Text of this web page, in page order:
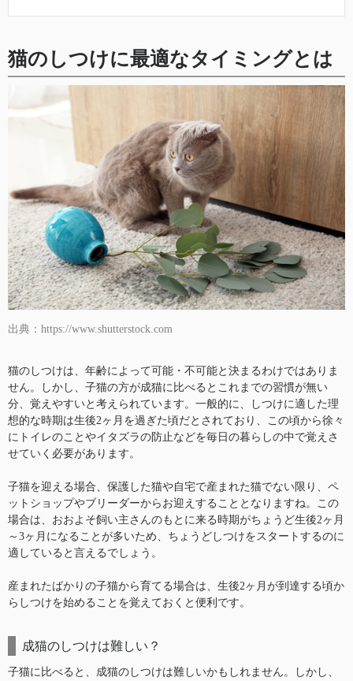
猫のしつけに最適なタイミングとは
出典：https://www.shutterstock.com
猫のしつけは、年齢によって可能・不可能と決まるわけではありま
せん。しかし、子猫の方が成猫に比べるとこれまでの習慣が無い
分、覚えやすいと考えられています。一般的に、しつけに適した理
想的な時期は生後2ヶ月を過ぎた頃だとされており、この頃から徐々
にトイレのことやイタズラの防止などを毎日の暮らしの中で覚えさ
せていく必要があります。
子猫を迎える場合、保護した猫や自宅で産まれた猫でない限り、ペ
ットショップやブリーダーからお迎えすることとなりますね。この
場合は、おおよそ飼い主さんのもとに来る時期がちょうど生後2ヶ月
～3ヶ月になることが多いため、ちょうどしつけをスタートするのに
適していると言えるでしょう。
産まれたばかりの子猫から育てる場合は、生後2ヶ月が到達する頃か
らしつけを始めることを覚えておくと便利です。
成猫のしつけは難しい？
子猫に比べると、成猫のしつけは難しいかもしれません。しかし、